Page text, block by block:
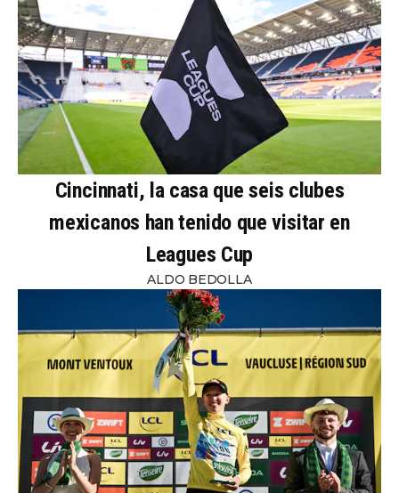
Cincinnati, la casa que seis clubes
mexicanos han tenido que visitar en
Leagues Cup
ALDO BEDOLLA